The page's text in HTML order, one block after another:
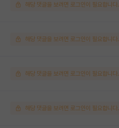
해당 댓글을 보려면 로그인이 필요합니다.
해당 댓글을 보려면 로그인이 필요합니다.
해당 댓글을 보려면 로그인이 필요합니다.
해당 댓글을 보려면 로그인이 필요합니다.